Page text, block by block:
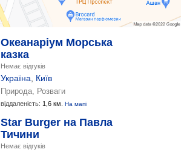
Океанаріум Морська
казка
Немає відгуків
Україна Київ
Природа, Розваги
віддаленість: 1,6 км. На мапі
Star Burger на Павла
Тичини
Немає відгуків